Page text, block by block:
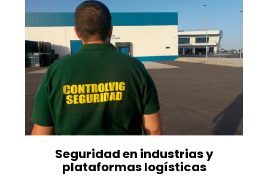
Seguridad en industrias y
plataformas logísticas